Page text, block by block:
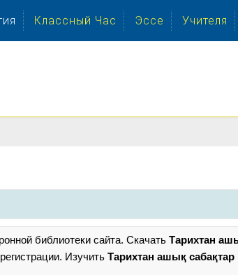
Классный Час Эссе Учителя
библиотеки сайта. Скачать Тарихтан
Изучить Тарихтан ашық сабақтар